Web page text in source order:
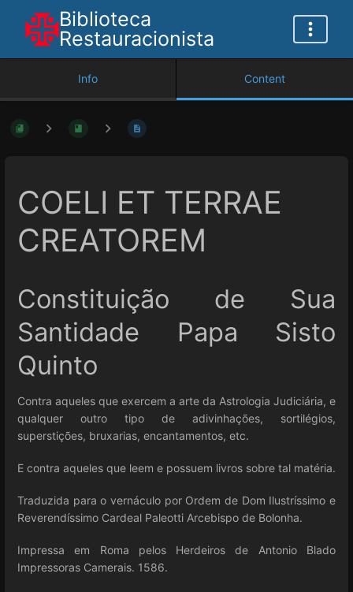
Biblioteca
Restauracionista
Info Content
COELI ET TERRAE
CREATOREM
Constituição de Sua
Santidade Papa Sisto
Quinto
Contra aqueles que exercem a arte da Astrologia Judiciária, e
qualquer outro tipo de adivinhações, sortilégios,
superstições, bruxarias, encantamentos, etc.
E contra aqueles que leem e possuem livros sobre tal matéria.
Traduzida para o vernáculo por Ordem de Dom Ilustríssimo e
Reverendíssimo Cardeal Paleotti Arcebispo de Bolonha.
Impressa em Roma pelos Herdeiros de Antonio Blado
Impressoras Camerais. 1586.